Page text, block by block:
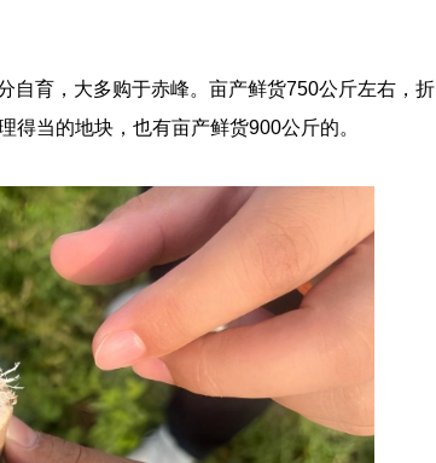
自育，大多购于赤峰。亩产鲜货750公斤左右，折
当的地块，也有亩产鲜货900公斤的。